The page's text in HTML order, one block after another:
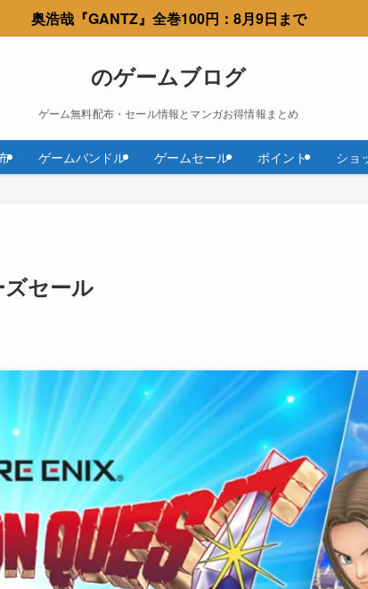
奥浩哉『GANTZ』全巻100円：8月9日まで
のゲームブログ
ゲーム無料配布・セール情報とマンガお得情報まとめ
ゲームバンドル ゲームセール ポイント ショ
セール